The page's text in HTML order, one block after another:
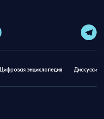
Цифровая энциклопедия